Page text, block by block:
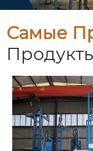
Самые